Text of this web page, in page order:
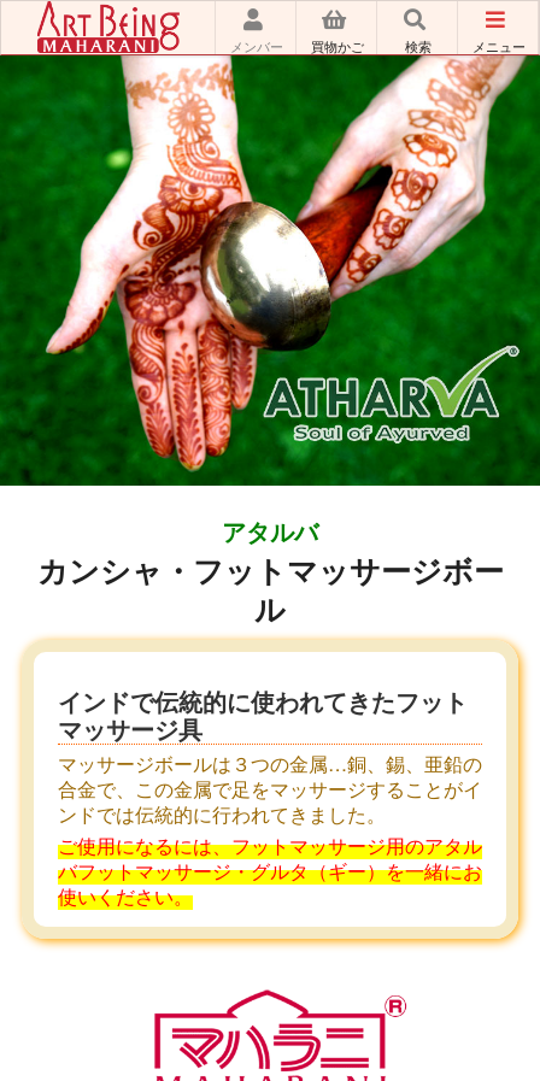
メンバー 買物かご 検索 メニュー
アタルバ
カンシャ・フットマッサージボー
ル
インドで伝統的に使われてきたフット
マッサージ具
マッサージボールは３つの金属…銅、錫、亜鉛の
合金で、この金属で足をマッサージすることがイ
ンドでは伝統的に行われてきました。
ご使用になるには、フットマッサージ用のアタル
バフットマッサージ・グルタ（ギー）を一緒にお
使いください。